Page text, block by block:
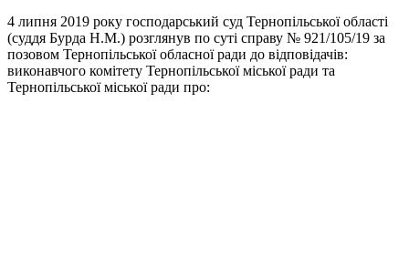
4 липня 2019 року господарський суд Тернопільської області
(суддя Бурда Н.М.) розглянув по суті справу № 921/105/19 за
позовом Тернопільської обласної ради до відповідачів:
виконавчого комітету Тернопільської міської ради та
Тернопільської міської ради про: